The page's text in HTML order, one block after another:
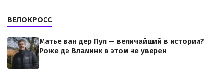
ВЕЛОКРОСС
Матье ван дер Пул — величайший в истории?
Роже де Вламинк в этом не уверен